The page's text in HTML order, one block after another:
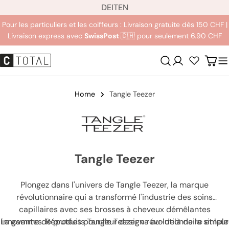
contenu
a
n
g
u
e
DE EN
IT
Pour les particuliers et les coiffeurs : Livraison gratuite dès 150 CHF |
Livraison express avec SwissPost🇨🇭 pour seulement 6.90 CHF
Se
connecter
Home Tangle Teezer
Tangle Teezer
Plongez dans l'univers de Tangle Teezer, la marque
révolutionnaire qui a transformé l'industrie des soins
capillaires avec ses brosses à cheveux démêlantes
innovantes. Réputées pour leur design révolutionnaire et leur
La gamme de produits Tangle Teezer va au-delà de la simple